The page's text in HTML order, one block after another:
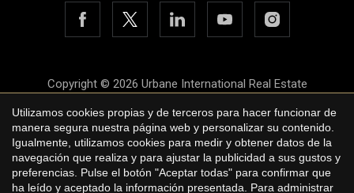
Copyright © 2026 Urbane International Real Estate
Aviso legal
Política de privacidad
Política de cookies
byiEstrategic
Utilizamos cookies propias y de terceros para hacer funcionar de
manera segura nuestra página web y personalizar su contenido.
Igualmente, utilizamos cookies para medir y obtener datos de la
navegación que realiza y para ajustar la publicidad a sus gustos y
preferencias. Pulse el botón "Aceptar todas" para confirmar que
ha leído y aceptado la información presentada. Para administrar